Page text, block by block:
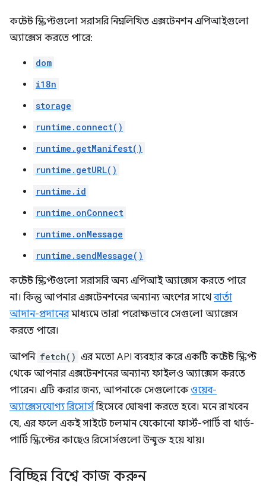
কন্টেন্ট স্ক্রিপ্টগুলো সরাসরি নিম্নলিখিত এক্সটেনশন এপিআইগুলো
অ্যাক্সেস করতে পারে:
dom
i18n
storage
runtime.connect()
runtime.getManifest()
runtime.getURL()
runtime.id
runtime.onConnect
runtime.onMessage
runtime.sendMessage()
কন্টেন্ট স্ক্রিপ্টগুলো সরাসরি অন্য এপিআই অ্যাক্সেস করতে পারে
না। কিন্তু আপনার এক্সটেনশনের অন্যান্য অংশের সাথেবার্তা
আদান-প্রদানেরমাধ্যমে তারা পরোক্ষভাবে সেগুলো অ্যাক্সেস
করতে পারে।
আপনি fetch() এর মতো API ব্যবহার করে একটি কন্টেন্ট স্ক্রিপ্ট
থেকে আপনার এক্সটেনশনের অন্যান্য ফাইলও অ্যাক্সেস করতে
পারেন। এটি করার জন্য, আপনাকে সেগুলোকেওয়েব-
অ্যাক্সেসযোগ্য রিসোর্সহিসেবে ঘোষণা করতে হবে। মনে রাখবেন
যে, এর ফলে একই সাইটে চলমান যেকোনো ফার্স্ট-পার্টি বা থার্ড-
পার্টি স্ক্রিপ্টের কাছেও রিসোর্সগুলো উন্মুক্ত হয়ে যায়।
বিচ্ছিন্ন বিশ্বে কাজ করুন